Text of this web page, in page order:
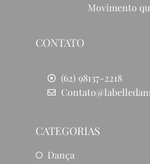
Movimento
CONTATO
(62) 98137-2218
CATEGORIAS
Dança